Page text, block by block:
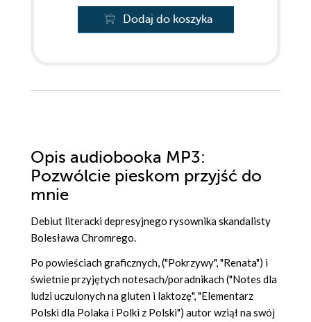
Dodaj do koszyka
Opis audiobooka MP3:
Pozwólcie pieskom przyjść do
mnie
Debiut literacki depresyjnego rysownika skandalisty
Bolesława Chromrego.
Po powieściach graficznych, ("Pokrzywy", "Renata") i
świetnie przyjętych notesach/poradnikach ("Notes dla
ludzi uczulonych na gluten i laktozę", "Elementarz
Polski dla Polaka i Polki z Polski") autor wziął na swój